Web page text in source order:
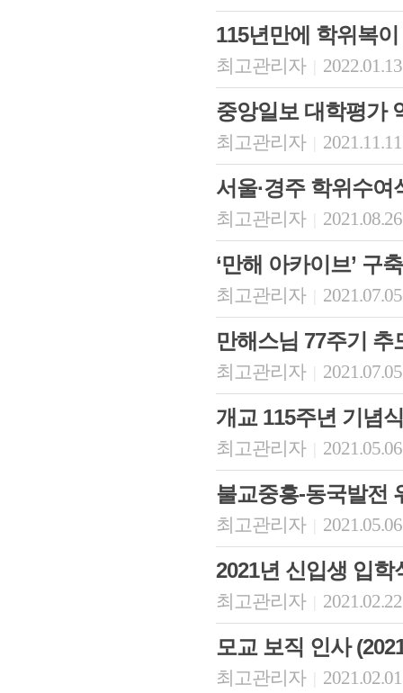
115년만에 학위복
최고관리자
중앙일보 대학평가
최고관리자
서울·경주 학위수
최고관리자
‘만해 아카이브’ 구
최고관리자
만해스님 77주기 추
최고관리자
개교 115주년 기념
최고관리자
불교중흥-동국발전
최고관리자
2021년 신입생 입
최고관리자
모교 보직 인사
최고관리자